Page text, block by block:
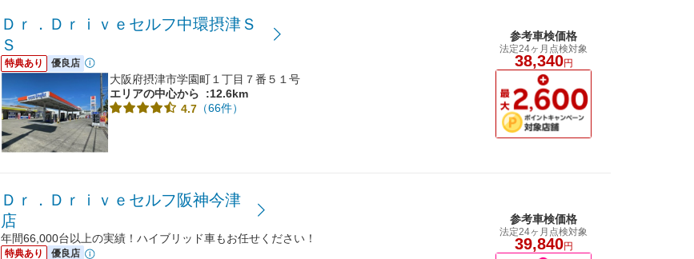
Ｄｒ．Ｄｒｉｖｅセルフ中環摂津Ｓ
Ｓ
特典あり 優良店
大阪府摂津市学園町１丁目７番５１号
エリアの中心から
:12.6km
4.7 （66件）
参考車検価格
法定24ヶ月点検対象
38,340円
Ｄｒ．Ｄｒｉｖｅセルフ阪神今津
店
年間66,000台以上の実績！ハイブリッド車もお任せください！
特典あり 優良店
参考車検価格
法定24ヶ月点検対象
39,840円